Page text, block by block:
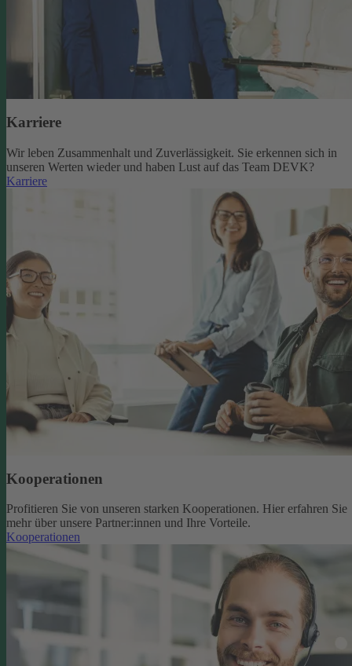
Karriere
Wir leben Zusammenhalt und Zuverlässigkeit. Sie erkennen sich in
unseren Werten wieder und haben Lust auf das Team DEVK?
Karriere
Kooperationen
Profitieren Sie von unseren starken Kooperationen. Hier erfahren Sie
mehr über unsere Partner:innen und Ihre Vorteile.
Kooperationen